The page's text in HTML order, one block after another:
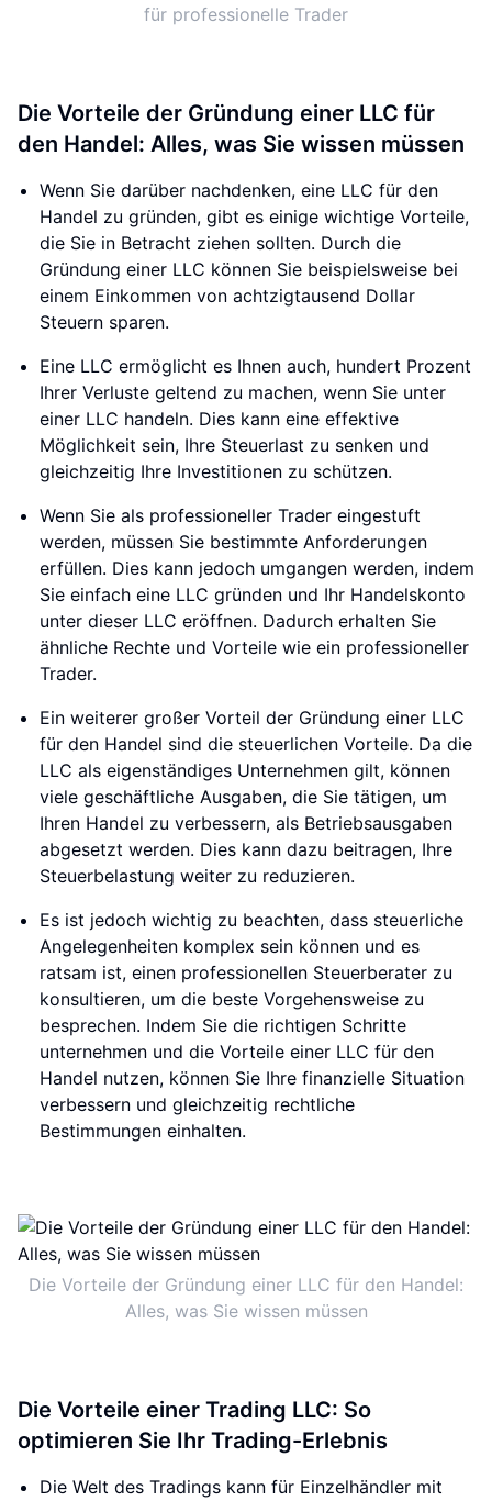
für professionelle Trader
Die Vorteile der Gründung einer LLC für
den Handel: Alles, was Sie wissen müssen
Wenn Sie darüber nachdenken, eine LLC für den
Handel zu gründen, gibt es einige wichtige Vorteile,
die Sie in Betracht ziehen sollten. Durch die
Gründung einer LLC können Sie beispielsweise bei
einem Einkommen von achtzigtausend Dollar
Steuern sparen.
Eine LLC ermöglicht es Ihnen auch, hundert Prozent
Ihrer Verluste geltend zu machen, wenn Sie unter
einer LLC handeln. Dies kann eine effektive
Möglichkeit sein, Ihre Steuerlast zu senken und
gleichzeitig Ihre Investitionen zu schützen.
Wenn Sie als professioneller Trader eingestuft
werden, müssen Sie bestimmte Anforderungen
erfüllen. Dies kann jedoch umgangen werden, indem
Sie einfach eine LLC gründen und Ihr Handelskonto
unter dieser LLC eröffnen. Dadurch erhalten Sie
ähnliche Rechte und Vorteile wie ein professioneller
Trader.
Ein weiterer großer Vorteil der Gründung einer LLC
für den Handel sind die steuerlichen Vorteile. Da die
LLC als eigenständiges Unternehmen gilt, können
viele geschäftliche Ausgaben, die Sie tätigen, um
Ihren Handel zu verbessern, als Betriebsausgaben
abgesetzt werden. Dies kann dazu beitragen, Ihre
Steuerbelastung weiter zu reduzieren.
Es ist jedoch wichtig zu beachten, dass steuerliche
Angelegenheiten komplex sein können und es
ratsam ist, einen professionellen Steuerberater zu
konsultieren, um die beste Vorgehensweise zu
besprechen. Indem Sie die richtigen Schritte
unternehmen und die Vorteile einer LLC für den
Handel nutzen, können Sie Ihre finanzielle Situation
verbessern und gleichzeitig rechtliche
Bestimmungen einhalten.
Die Vorteile der Gründung einer LLC für den Handel:
Alles, was Sie wissen müssen
Die Vorteile einer Trading LLC: So
optimieren Sie Ihr Trading-Erlebnis
Die Welt des Tradings kann für Einzelhändler mit